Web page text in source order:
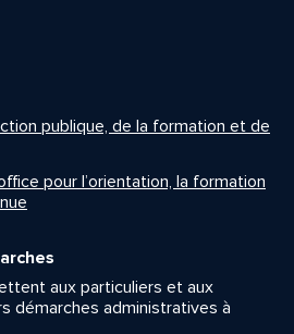
publique, de la formation et de
pour l’orientation, la formation
aux particuliers et aux
démarches administratives à